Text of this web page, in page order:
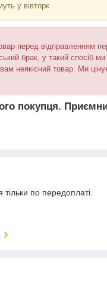
у вівторк
перед відправленням
брак, у такий спосіб ми
неякісний товар. Ми
покупця.
тільки по передоплаті.